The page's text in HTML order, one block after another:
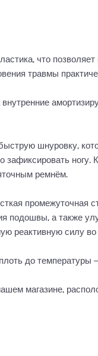
что
травмы
шнуровку,
ногу.
ремнём.
промежуточная
подошвы, а также
реактивную силу
до температуры
магазине,